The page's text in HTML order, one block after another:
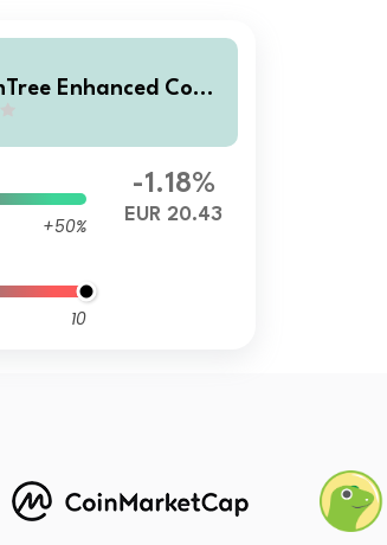
Enhanced Com
+50%
10
-1.18%
EUR 20.43